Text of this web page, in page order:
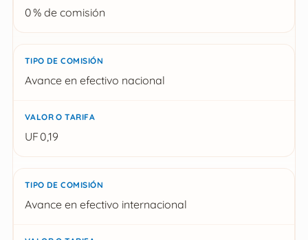
0 % de comisión
Avance en efectivo nacional
UF 0,19
Avance en efectivo internacional